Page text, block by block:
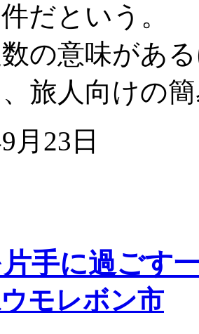
だという。
の意味があ
、旅人向けの
月23日
手に過ごす
モレボン市